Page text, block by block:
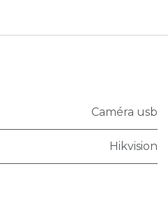
Caméra usb
Hikvision